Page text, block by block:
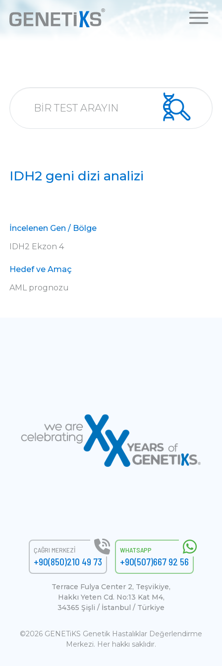
IDH2 geni dizi analizi
İncelenen Gen / Bölge
IDH2 Ekzon 4
Hedef ve Amaç
AML prognozu
ÇAĞRI MERKEZI
+90(850)210 49 73
WHATSAPP
+90(507)667 92 56
Terrace Fulya Center 2, Teşvikiye,
Hakkı Yeten Cd. No:13 Kat M4,
34365 Şişli / İstanbul / Türkiye
©2026 GENETiKS Genetik Hastalıklar Değerlendirme
Merkezi. Her hakkı saklıdır.